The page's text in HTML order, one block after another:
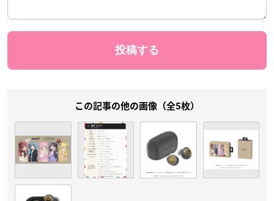
この記事の他の画像（全5枚）